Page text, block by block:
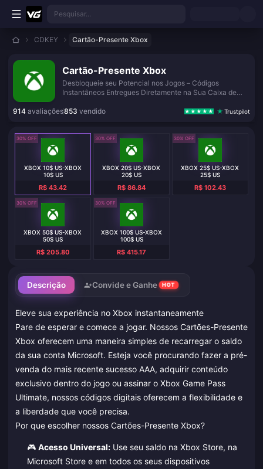
Ir para o conteúdo principal
Pesquisar...
CDKEY Cartão-Presente Xbox
Cartão-Presente Xbox
Desbloqueie seu Potencial nos Jogos – Códigos
Instantâneos Entregues Diretamente na Sua Caixa de
914 avaliações853 vendido Trustpilot
Descrição Convide e Ganhe HOT
Eleve sua experiência no Xbox instantaneamente
Pare de esperar e comece a jogar. Nossos Cartões-Presente
Xbox oferecem uma maneira simples de recarregar o saldo
da sua conta Microsoft. Esteja você procurando fazer a pré-
venda do mais recente sucesso AAA, adquirir conteúdo
exclusivo dentro do jogo ou assinar o Xbox Game Pass
Ultimate, nossos códigos digitais oferecem a flexibilidade e
a liberdade que você precisa.
Por que escolher nossos Cartões-Presente Xbox?
🎮 Acesso Universal:Use seu saldo na Xbox Store, na
Microsoft Store e em todos os seus dispositivos
30% OFF
XBOX 10$ US-XBOX
10$ US
R$ 43.42
30% OFF
XBOX 20$ US-XBOX
20$ US
R$ 86.84
30% OFF
XBOX 25$ US-XBOX
25$ US
R$ 102.43
30% OFF
XBOX 50$ US-XBOX
50$ US
R$ 205.80
30% OFF
XBOX 100$ US-XBOX
100$ US
R$ 415.17